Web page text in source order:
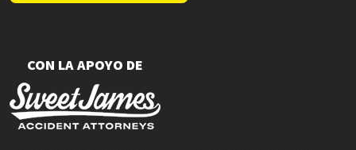
CON LA APOYO DE